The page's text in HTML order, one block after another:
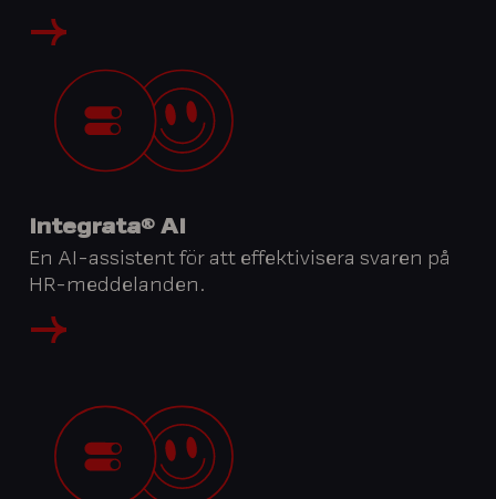
Integrata® AI
En AI-assistent för att effektivisera svaren på
HR-meddelanden.